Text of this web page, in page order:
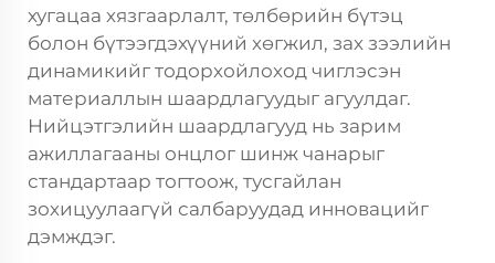
хугацаа хязгаарлалт, төлбөрийн бүтэц
болон бүтээгдэхүүний хөгжил, зах зээлийн
динамикийг тодорхойлоход чиглэсэн
материаллын шаардлагуудыг агуулдаг.
Нийцэтгэлийн шаардлагууд нь зарим
ажиллагааны онцлог шинж чанарыг
стандартаар тогтоож, тусгайлан
зохицуулаагүй салбаруудад инновацийг
дэмждэг.